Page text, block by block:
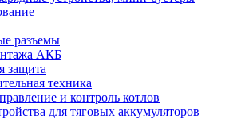
разъемы
АКБ
защита
техника
и контроль котлов
для тяговых аккумуляторов